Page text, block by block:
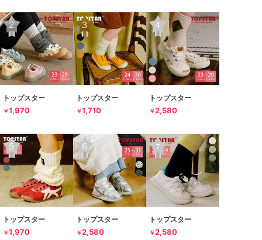
トップスター
￥1,970
トップスター
￥1,710
トップスター
￥2,580
トップスター
￥1,970
トップスター
￥2,580
トップスター
￥2,580